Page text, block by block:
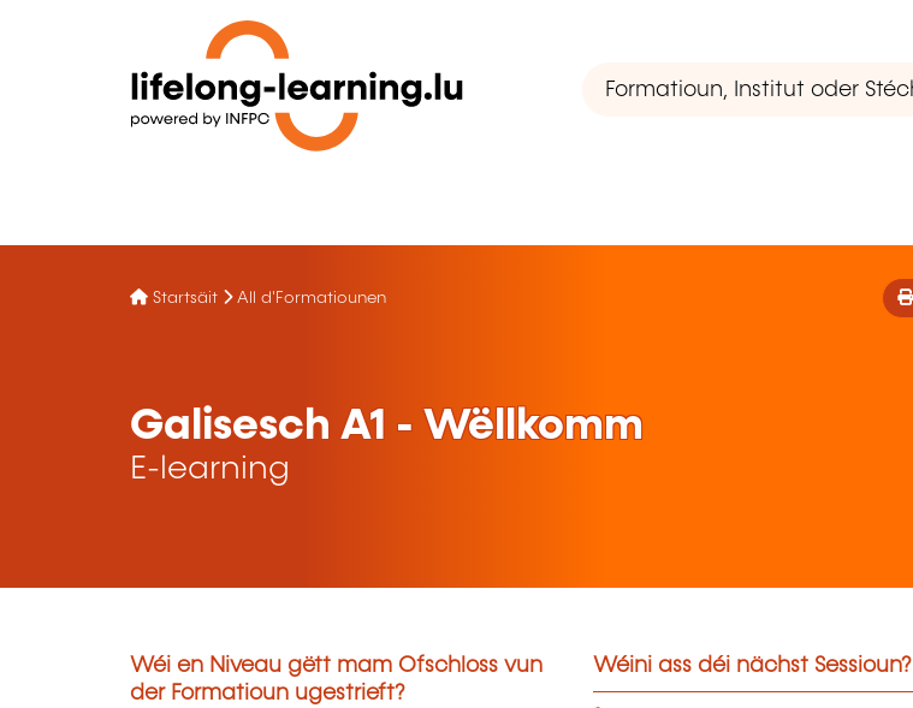
Startsäit All d'Formatiounen
Galisesch A1 - Wëllkomm
E-learning
Wéi en Niveau gëtt mam Ofschloss vun
der Formatioun ugestrieft?
Wéini ass déi nächst Sessioun?